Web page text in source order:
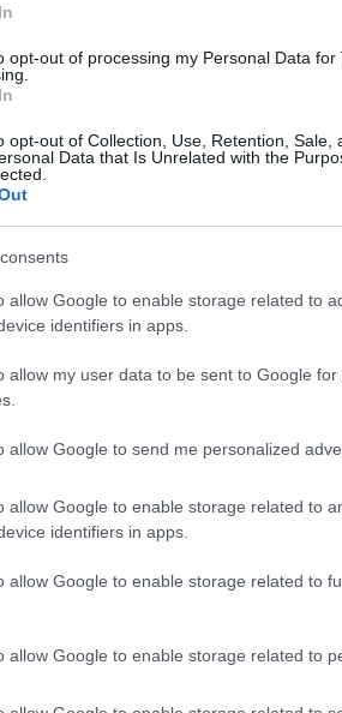
opt-out of processing my Personal Data for
opt-out of Collection, Use, Retention, Sale,
Data that Is Unrelated with the
allow Google to enable storage related to
identifiers in apps.
allow my user data to be sent to Google
allow Google to send me personalized
allow Google to enable storage related to
identifiers in apps.
allow Google to enable storage related to
allow Google to enable storage related to
valóság
az újításokra nyitottan
Több okunk van rá ugyanis,
túlszárnyaló
a Google big